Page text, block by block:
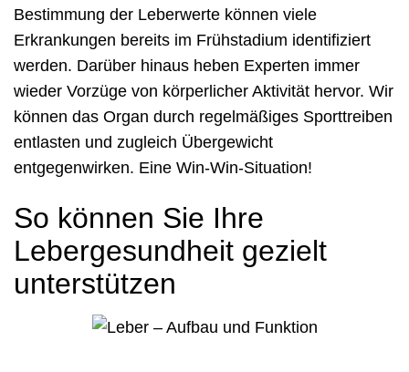
Bestimmung der Leberwerte können viele
Erkrankungen bereits im Frühstadium identifiziert
werden. Darüber hinaus heben Experten immer
wieder Vorzüge von körperlicher Aktivität hervor. Wir
können das Organ durch regelmäßiges Sporttreiben
entlasten und zugleich Übergewicht
entgegenwirken. Eine Win-Win-Situation!
So können Sie Ihre
Lebergesundheit gezielt
unterstützen